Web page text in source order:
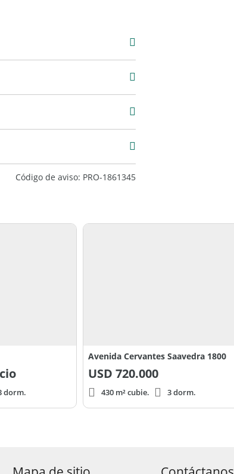
Código de aviso: PRO-1861345
dorm.
Avenida Cervantes Saavedra 1800
USD 720.000
430 m² cubie. 3 dorm.